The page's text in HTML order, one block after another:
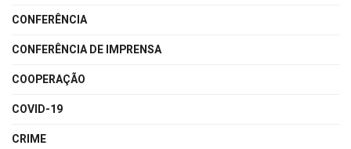
CONFERÊNCIA
CONFERÊNCIA DE IMPRENSA
COOPERAÇÃO
COVID-19
CRIME